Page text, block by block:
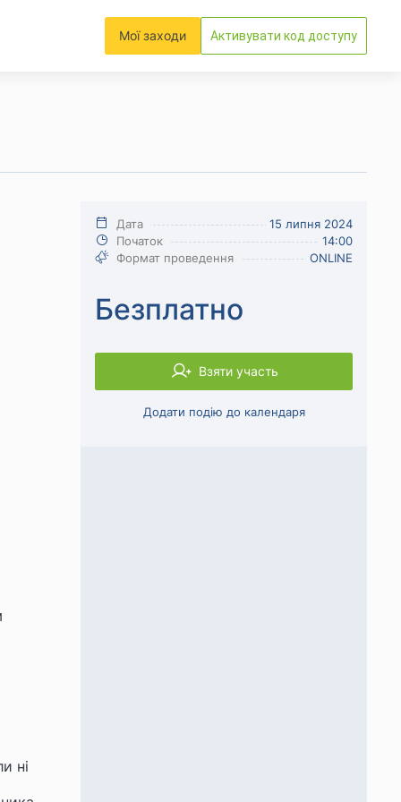
Мої заходи Активувати код доступу
ні
Дата
15 липня 2024
Початок
14:00
Формат проведення
ONLINE
Безплатно
Взяти участь
Додати подію до календаря